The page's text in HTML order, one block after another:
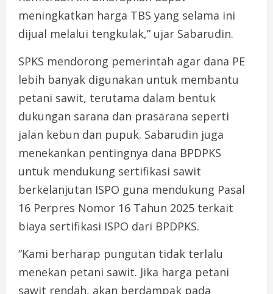
meningkatkan harga TBS yang selama ini
dijual melalui tengkulak,” ujar Sabarudin.
SPKS mendorong pemerintah agar dana PE
lebih banyak digunakan untuk membantu
petani sawit, terutama dalam bentuk
dukungan sarana dan prasarana seperti
jalan kebun dan pupuk. Sabarudin juga
menekankan pentingnya dana BPDPKS
untuk mendukung sertifikasi sawit
berkelanjutan ISPO guna mendukung Pasal
16 Perpres Nomor 16 Tahun 2025 terkait
biaya sertifikasi ISPO dari BPDPKS.
“Kami berharap pungutan tidak terlalu
menekan petani sawit. Jika harga petani
sawit rendah, akan berdampak pada